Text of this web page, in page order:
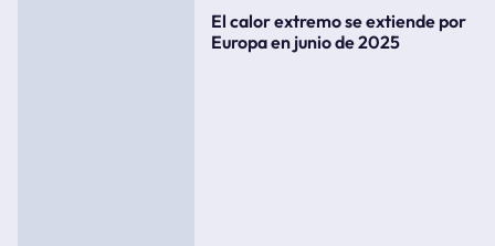
El calor extremo se extiende por
Europa en junio de 2025